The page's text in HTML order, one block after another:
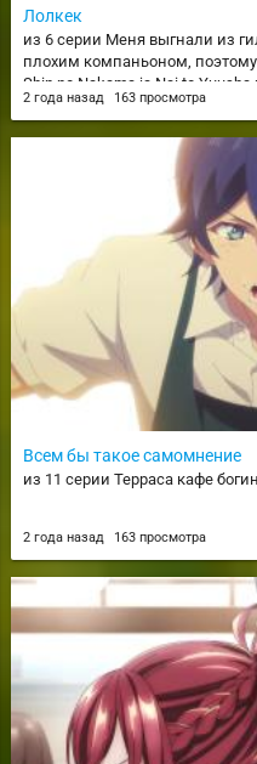
Лолкек
из 6 серии Меня выгнали из
плохим компаньоном,
Shin no Nakama ja Nai to
de Slow Life suru Koto ni
2 года назад 163 просмотра
Всем бы такое самомнение
из 11 серии Терраса кафе
2 года назад 163 просмотра